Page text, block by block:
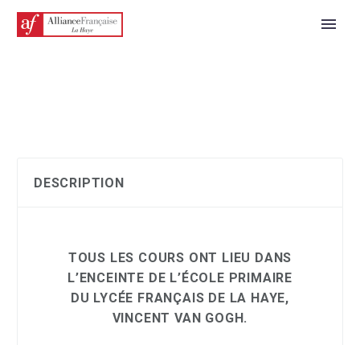
DESCRIPTION
TOUS LES COURS ONT LIEU DANS
L’ENCEINTE DE L’ÉCOLE PRIMAIRE
DU LYCÉE FRANÇAIS DE LA HAYE,
VINCENT VAN GOGH.